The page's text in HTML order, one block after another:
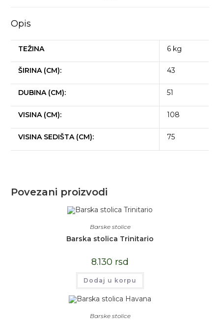
Opis
TEŽINA 6 kg
ŠIRINA (CM): 43
DUBINA (CM): 51
VISINA (CM): 108
VISINA SEDIŠTA (CM): 75
Povezani proizvodi
Barske stolice
Barska stolica Trinitario
8.130 rsd
Dodaj u korpu
Barske stolice